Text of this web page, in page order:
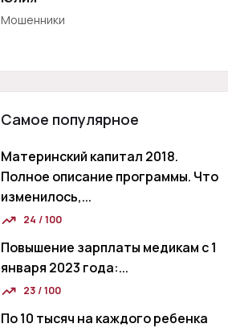
Мошенники
Самое популярное
Материнский капитал 2018.
Полное описание программы. Что
изменилось,...
24 / 100
Повышение зарплаты медикам с 1
января 2023 года:...
23 / 100
По 10 тысяч на каждого ребенка